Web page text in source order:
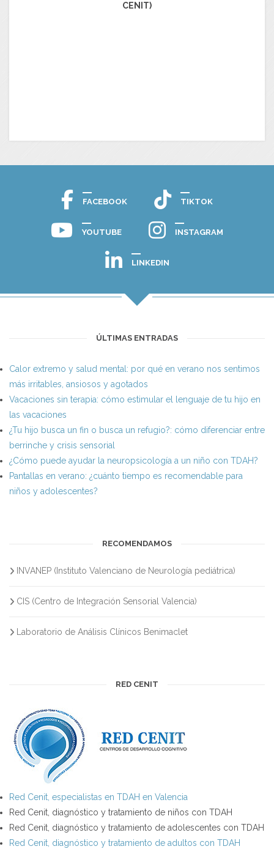
CENIT)
FACEBOOK TIKTOK
YOUTUBE INSTAGRAM
LINKEDIN
ÚLTIMAS ENTRADAS
Calor extremo y salud mental: por qué en verano nos sentimos
más irritables, ansiosos y agotados
Vacaciones sin terapia: cómo estimular el lenguaje de tu hijo en
las vacaciones
¿Tu hijo busca un fin o busca un refugio?: cómo diferenciar entre
berrinche y crisis sensorial
¿Cómo puede ayudar la neuropsicología a un niño con TDAH?
Pantallas en verano: ¿cuánto tiempo es recomendable para
niños y adolescentes?
RECOMENDAMOS
INVANEP (Instituto Valenciano de Neurología pediátrica)
CIS (Centro de Integración Sensorial Valencia)
Laboratorio de Análisis Clínicos Benimaclet
RED CENIT
Red Cenit, especialistas en TDAH en Valencia
Red Cenit, diagnóstico y tratamiento de niños con TDAH
Red Cenit, diagnóstico y tratamiento de adolescentes con TDAH
Red Cenit, diagnóstico y tratamiento de adultos con TDAH